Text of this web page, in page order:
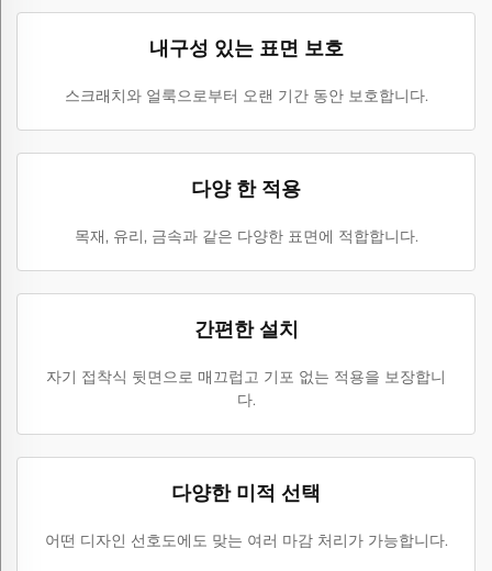
내구성 있는 표면 보호
스크래치와 얼룩으로부터 오랜 기간 동안 보호합니다.
다양 한 적용
목재, 유리, 금속과 같은 다양한 표면에 적합합니다.
간편한 설치
자기 접착식 뒷면으로 매끄럽고 기포 없는 적용을 보장합니
다.
다양한 미적 선택
어떤 디자인 선호도에도 맞는 여러 마감 처리가 가능합니다.